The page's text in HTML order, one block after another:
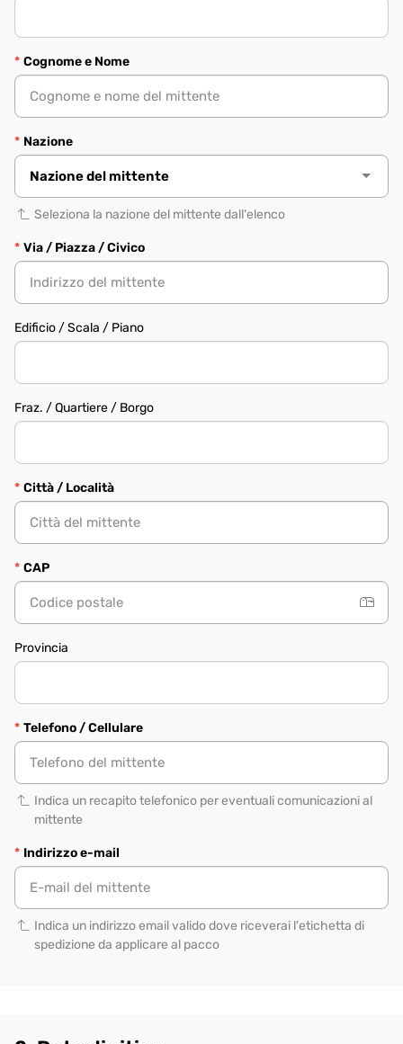
Cognome e Nome
Nazione
Seleziona la nazione del mittente dall'elenco
Via / Piazza / Civico
Edificio / Scala / Piano
Fraz. / Quartiere / Borgo
Città / Località
CAP
Provincia
Telefono / Cellulare
Indica un recapito telefonico per eventuali comunicazioni al
mittente
Indirizzo e-mail
Indica un indirizzo email valido dove riceverai l'etichetta di
spedizione da applicare al pacco